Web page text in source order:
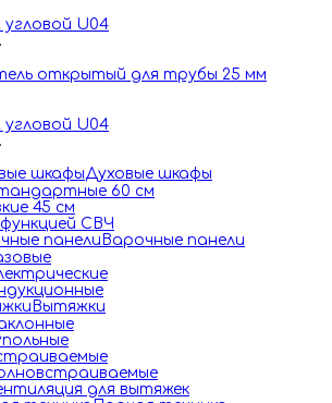
угловой U04
открытый для трубы 25 мм
угловой U04
Духовые шкафы
60 см
45 см
СВЧ
Варочные панели
Вытяжки
для вытяжек